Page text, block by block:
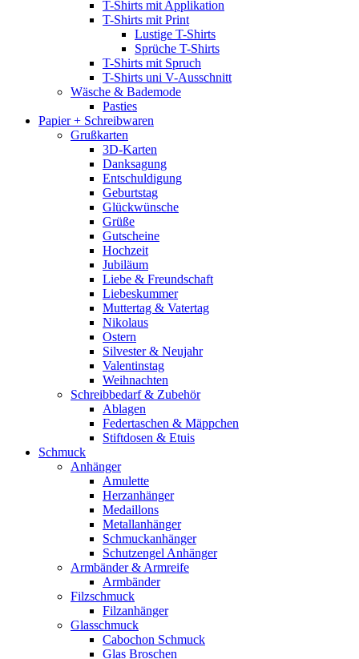
T-Shirts mit Applikation
T-Shirts mit Print
Lustige T-Shirts
Sprüche T-Shirts
T-Shirts mit Spruch
T-Shirts uni V-Ausschnitt
Wäsche & Bademode
Pasties
Papier + Schreibwaren
Grußkarten
3D-Karten
Danksagung
Entschuldigung
Geburtstag
Glückwünsche
Grüße
Gutscheine
Hochzeit
Jubiläum
Liebe & Freundschaft
Liebeskummer
Muttertag & Vatertag
Nikolaus
Ostern
Silvester & Neujahr
Valentinstag
Weihnachten
Schreibbedarf & Zubehör
Ablagen
Federtaschen & Mäppchen
Stiftdosen & Etuis
Schmuck
Anhänger
Amulette
Herzanhänger
Medaillons
Metallanhänger
Schmuckanhänger
Schutzengel Anhänger
Armbänder & Armreife
Armbänder
Filzschmuck
Filzanhänger
Glasschmuck
Cabochon Schmuck
Glas Broschen